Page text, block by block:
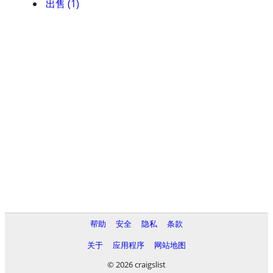
出售 (1)
帮助 安全 隐私
条款
关于
应用程序
网站地图
© 2026 craigslist